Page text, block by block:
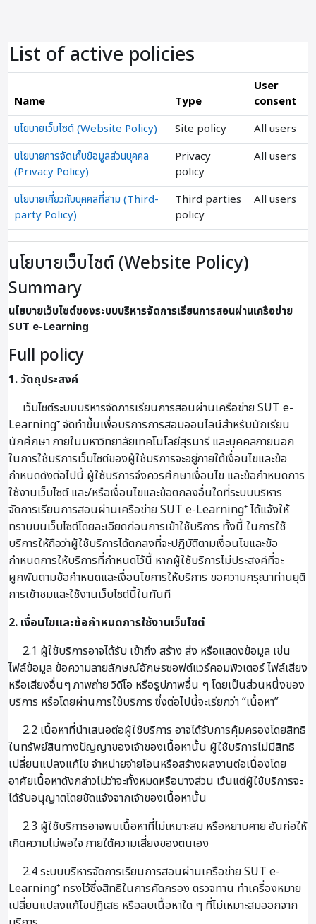
List of active policies
Name Type
User
consent
นโยบายเว็บไซต์ (Website Policy)
Site policy
All users
นโยบายการจัดเก็บข้อมูลส่วนบุคคล
(Privacy Policy)
Privacy
policy
All users
นโยบายเกี่ยวกับบุคคลที่สาม (Third-
party Policy)
Third parties
policy
All users
นโยบายเว็บไซต์ (Website Policy)
Summary
นโยบายเว็บไซต์ของระบบบริหารจัดการเรียนการสอนผ่านเครือข่าย
SUT e-Learning
Full policy
1. วัตถุประสงค์
เว็บไซต์ระบบบริหารจัดการเรียนการสอนผ่านเครือข่าย SUT e-
Learning⁺ จัดทำขึ้นเพื่อบริการการสอบออนไลน์สำหรับนักเรียน
นักศึกษา ภายในมหาวิทยาลัยเทคโนโลยีสุรนารี และบุคคลภายนอก
ในการใช้บริการเว็บไซต์ของผู้ใช้บริการจะอยู่ภายใต้เงื่อนไขและข้อ
กำหนดดังต่อไปนี้ ผู้ใช้บริการจึงควรศึกษาเงื่อนไข และข้อกำหนดการ
ใช้งานเว็บไซต์ และ/หรือเงื่อนไขและข้อตกลงอื่นใดที่ระบบบริหาร
จัดการเรียนการสอนผ่านเครือข่าย SUT e-Learning⁺ ได้แจ้งให้
ทราบบนเว็บไซต์โดยละเอียดก่อนการเข้าใช้บริการ ทั้งนี้ ในการใช้
บริการให้ถือว่าผู้ใช้บริการได้ตกลงที่จะปฏิบัติตามเงื่อนไขและข้อ
กำหนดการให้บริการที่กำหนดไว้นี้ หากผู้ใช้บริการไม่ประสงค์ที่จะ
ผูกพันตามข้อกำหนดและเงื่อนไขการให้บริการ ขอความกรุณาท่านยุติ
การเข้าชมและใช้งานเว็บไซต์นี้ในทันที
2. เงื่อนไขและข้อกำหนดการใช้งานเว็บไซต์
2.1 ผู้ใช้บริการอาจได้รับ เข้าถึง สร้าง ส่ง หรือแสดงข้อมูล เช่น
ไฟล์ข้อมูล ข้อความลายลักษณ์อักษรซอฟต์แวร์คอมพิวเตอร์ ไฟล์เสียง
หรือเสียงอื่นๆ ภาพถ่าย วิดีโอ หรือรูปภาพอื่น ๆ โดยเป็นส่วนหนึ่งของ
บริการ หรือโดยผ่านการใช้บริการ ซึ่งต่อไปนี้จะเรียกว่า “เนื้อหา”
2.2 เนื้อหาที่นำเสนอต่อผู้ใช้บริการ อาจได้รับการคุ้มครองโดยสิทธิ
ในทรัพย์สินทางปัญญาของเจ้าของเนื้อหานั้น ผู้ใช้บริการไม่มีสิทธิ
เปลี่ยนแปลงแก้ไข จำหน่ายจ่ายโอนหรือสร้างผลงานต่อเนื่องโดย
อาศัยเนื้อหาดังกล่าวไม่ว่าจะทั้งหมดหรือบางส่วน เว้นแต่ผู้ใช้บริการจะ
ได้รับอนุญาตโดยชัดแจ้งจากเจ้าของเนื้อหานั้น
2.3 ผู้ใช้บริการอาจพบเนื้อหาที่ไม่เหมาะสม หรือหยาบคาย อันก่อให้
เกิดความไม่พอใจ ภายใต้ความเสี่ยงของตนเอง
2.4 ระบบบริหารจัดการเรียนการสอนผ่านเครือข่าย SUT e-
Learning⁺ ทรงไว้ซึ่งสิทธิในการคัดกรอง ตรวจทาน ทำเครื่องหมาย
เปลี่ยนแปลงแก้ไขปฏิเสธ หรือลบเนื้อหาใด ๆ ที่ไม่เหมาะสมออกจาก